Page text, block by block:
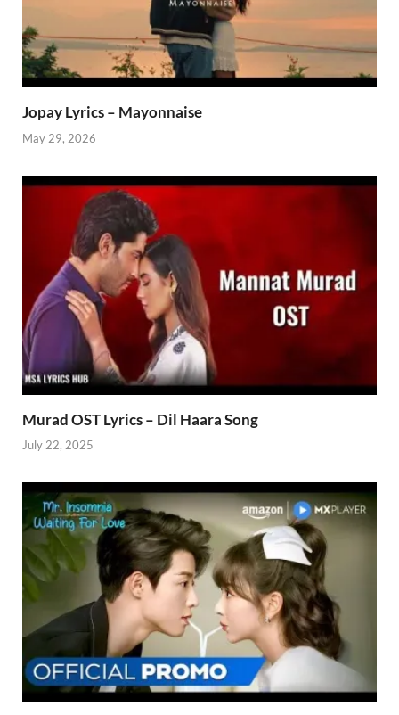
Jopay Lyrics – Mayonnaise
May 29, 2026
Murad OST Lyrics – Dil Haara Song
July 22, 2025